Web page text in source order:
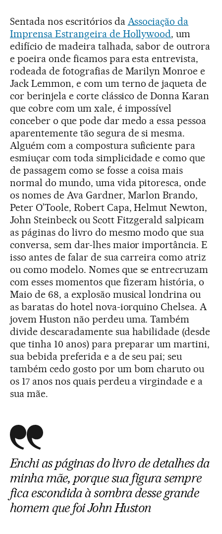
Sentada nos escritórios da Associação da
Imprensa Estrangeira de Hollywood, um
edifício de madeira talhada, sabor de outrora
e poeira onde ficamos para esta entrevista,
rodeada de fotografias de Marilyn Monroe e
Jack Lemmon, e com um terno de jaqueta de
cor berinjela e corte clássico de Donna Karan
que cobre com um xale, é impossível
conceber o que pode dar medo a essa pessoa
aparentemente tão segura de si mesma.
Alguém com a compostura suficiente para
esmiuçar com toda simplicidade e como que
de passagem como se fosse a coisa mais
normal do mundo, uma vida pitoresca, onde
os nomes de Ava Gardner, Marlon Brando,
Peter O’Toole, Robert Capa, Helmut Newton,
John Steinbeck ou Scott Fitzgerald salpicam
as páginas do livro do mesmo modo que sua
conversa, sem dar-lhes maior importância. E
isso antes de falar de sua carreira como atriz
ou como modelo. Nomes que se entrecruzam
com esses momentos que fizeram história, o
Maio de 68, a explosão musical londrina ou
as baratas do hotel nova-iorquino Chelsea. A
jovem Huston não perdeu uma. Também
divide descaradamente sua habilidade (desde
que tinha 10 anos) para preparar um martini,
sua bebida preferida e a de seu pai; seu
também cedo gosto por um bom charuto ou
os 17 anos nos quais perdeu a virgindade e a
sua mãe.
Enchi as páginas do livro de detalhes da
minha mãe, porque sua figura sempre
fica escondida à sombra desse grande
homem que foi John Huston